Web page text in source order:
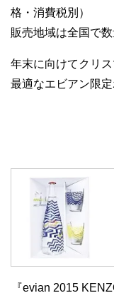
格・消費税別）
販売地域は全国で
年末に向けてクリ
最適なエビアン限定
『evian 2015